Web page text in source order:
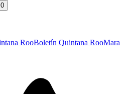
0
RooBoletín Quintana RooMara